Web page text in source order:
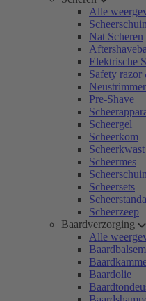
Alle
Nat Scheren
Elektrische
Safety razor
Pre-Shave
Scheergel
Scheerkom
Scheerkwast
Scheermes
Scheersets
Scheerzeep
Baardverzorging
Alle
Baardbalsem
Baardolie